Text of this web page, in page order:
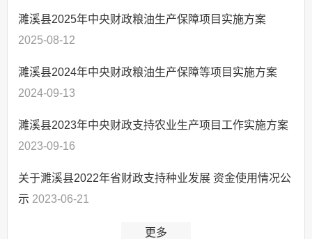
新型农民职业培训工程
惠民惠农
应急管理
整情况
公共服务和中介服务
行政权力运行
濉溪县2025年中央财政粮油生产保障项目实施方案
2025-08-12
濉溪县2024年中央财政粮油生产保障等项目实施方案
2024-09-13
濉溪县2023年中央财政支持农业生产项目工作实施方案
2023-09-16
关于濉溪县2022年省财政支持种业发展 资金使用情况公
示 2023-06-21
更多